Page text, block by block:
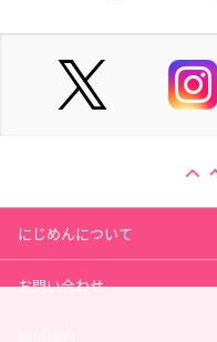
にじめんについて
お問い合わせ